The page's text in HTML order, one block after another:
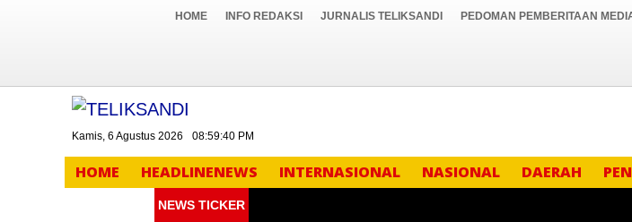
HOME INFO REDAKSI JURNALIS TELIKSANDI PEDOMAN PEMBERITAAN
Kamis, 6 Agustus 2026 08:59:41 PM
HOME HEADLINENEWS INTERNASIONAL NASIONAL DAERAH
NEWS TICKER